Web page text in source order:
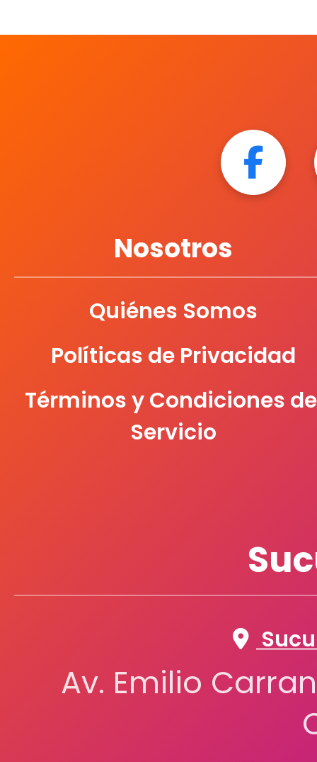
Nosotros
Quiénes Somos
Políticas de Privacidad
Términos y Condiciones
Servicio
Av. Emilio